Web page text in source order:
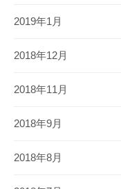
2019年1月
2018年12月
2018年11月
2018年9月
2018年8月